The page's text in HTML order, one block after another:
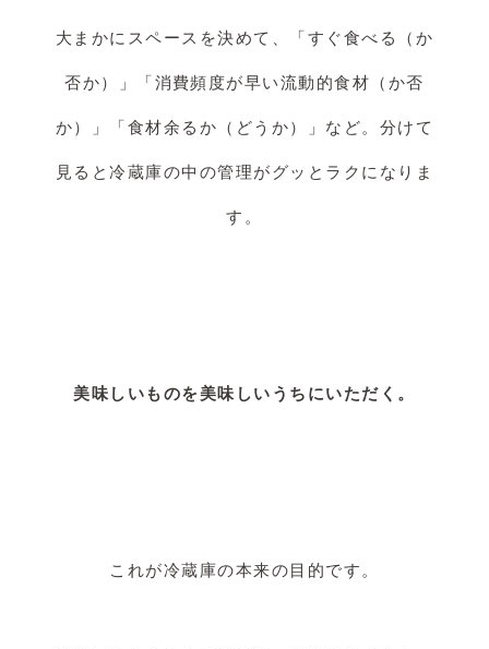
大まかにスペースを決めて、「すぐ食べる（か
否か）」「消費頻度が早い流動的食材（か否
か）」「食材余るか（どうか）」など。分けて
見ると冷蔵庫の中の管理がグッとラクになりま
す。
美味しいものを美味しいうちにいただく。
これが冷蔵庫の本来の目的です。